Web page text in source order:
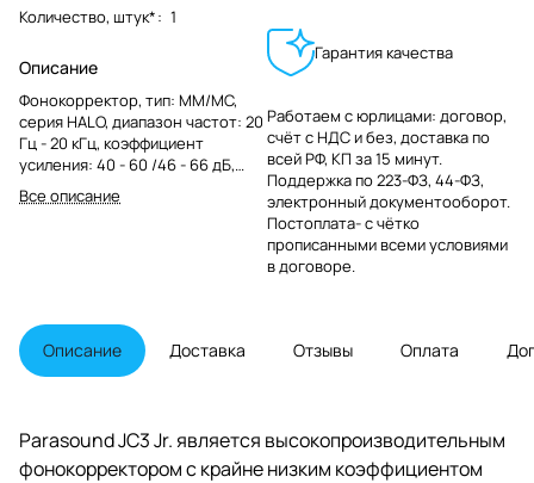
Количество, штук*: 1
Описание
Фонокорректор, тип: MM/MC,
серия HALO, диапазон частот: 20
Гц - 20 кГц, коэффициент
усиления: 40 - 60 /46 - 66 дБ,
(RCA/XLR), гармоники: 0,02%,
соотношение сигнал/шум: 85 дБ,
серебристый.
Все описание
Гарантия качества
Работаем с юрлицами: договор,
счёт с НДС и без, доставка по
всей РФ, КП за 15 минут.
Поддержка по 223-ФЗ, 44-ФЗ,
электронный документооборот.
Постоплата- с чётко
прописанными всеми условиями
в договоре.
Описание Доставка Отзывы Оплата
Parasound JC3 Jr. является высокопроизводительным
фонокорректором с крайне низким коэффициентом